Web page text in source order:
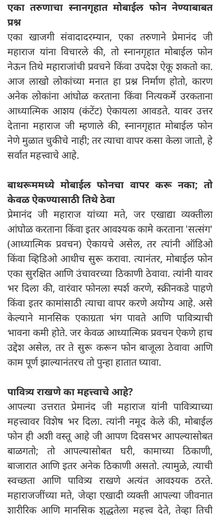
एका तरुणाचा स्नानगृहात मोबाईल फोन नेण्याबाबत
प्रश्न
एका खाजगी संवादादरम्यान, एका तरुणाने प्रेमानंद जी
महाराज यांना विचारले की, तो स्नानगृहात मोबाईल फोन
नेऊन तिथे महाराजांची प्रवचने किंवा उपदेश ऐकू शकतो का.
आज लाखो लोकांच्या मनात हा प्रश्न निर्माण होतो, कारण
अनेक लोकांना आंघोळ करताना किंवा नित्यकर्मे उरकताना
आध्यात्मिक आशय (कंटेंट) ऐकायला आवडते. यावर उत्तर
देताना महाराज जी म्हणाले की, स्नानगृहात मोबाईल फोन
नेणे मुळात चुकीचे नाही; तर त्याचा वापर कसा केला जातो, हे
सर्वात महत्त्वाचे आहे.
बाथरूममध्ये मोबाईल फोनचा वापर करू नका; तो
केवळ ऐकण्यासाठी तिथे ठेवा
प्रेमानंद जी महाराज यांच्या मते, जर एखाद्या व्यक्तीला
आंघोळ करताना किंवा इतर आवश्यक कामे करताना 'सत्संग'
(आध्यात्मिक प्रवचन) ऐकायचे असेल, तर त्यांनी ऑडिओ
किंवा व्हिडिओ आधीच सुरू करावा. त्यानंतर, मोबाईल फोन
एका सुरक्षित आणि उंचावरच्या ठिकाणी ठेवावा. त्यांनी यावर
भर दिला की, वारंवार फोनला स्पर्श करणे, स्क्रीनकडे पाहणे
किंवा इतर कामांसाठी त्याचा वापर करणे अयोग्य आहे. असे
केल्याने मानसिक एकाग्रता भंग पावते आणि पावित्र्याची
भावना कमी होते. जर केवळ आध्यात्मिक प्रवचन ऐकणे हाच
उद्देश असेल, तर ते सुरू करून फोन बाजूला ठेवावा आणि
काम पूर्ण झाल्यानंतरच तो पुन्हा हातात घ्यावा.
पावित्र्य राखणे का महत्त्वाचे आहे?
आपल्या उत्तरात प्रेमानंद जी महाराज यांनी पावित्र्याच्या
महत्त्वावर विशेष भर दिला. त्यांनी नमूद केले की, मोबाईल
फोन ही अशी वस्तू आहे जी आपण दिवसभर आपल्यासोबत
बाळगतो; तो आपल्यासोबत घरी, कामाच्या ठिकाणी,
बाजारात आणि इतर अनेक ठिकाणी असतो. त्यामुळे, त्याची
स्वच्छता आणि पावित्र्य राखणे अत्यंत आवश्यक ठरते.
महाराजजींच्या मते, जेव्हा एखादी व्यक्ती आपल्या जीवनात
शारीरिक आणि मानसिक शुद्धतेला महत्त्व देते, तेव्हा तिची